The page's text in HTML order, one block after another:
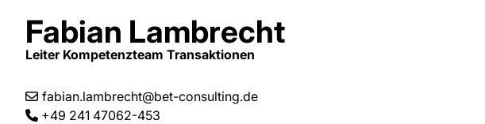
Fabian Lambrecht
Leiter Kompetenzteam Transaktionen
fabian.lambrecht@bet-consulting.de
+49 241 47062-453